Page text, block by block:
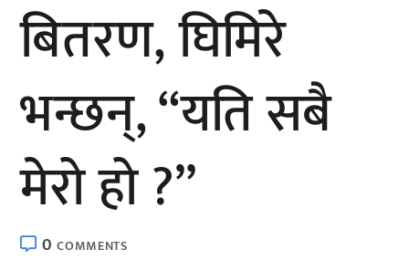
बितरण, घिमिरे
भन्छन्, “यति सबै
मेरो हो ?”
0COMMENTS